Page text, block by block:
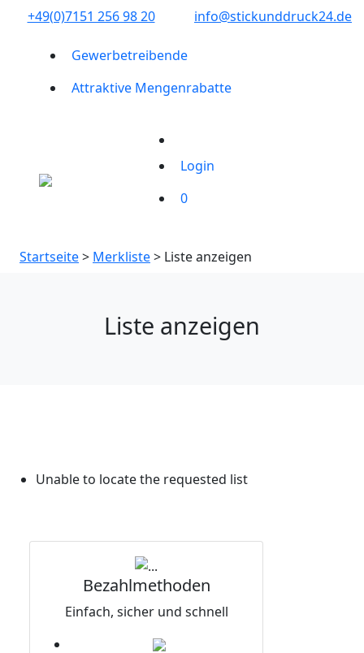
+49(0)7151 256 98 20‬ info@stickunddruck24.de
Gewerbetreibende
Attraktive Mengenrabatte
Login
0
Startseite> Merkliste> Liste anzeigen
Liste anzeigen
Unable to locate the requested list
Bezahlmethoden
Einfach, sicher und schnell